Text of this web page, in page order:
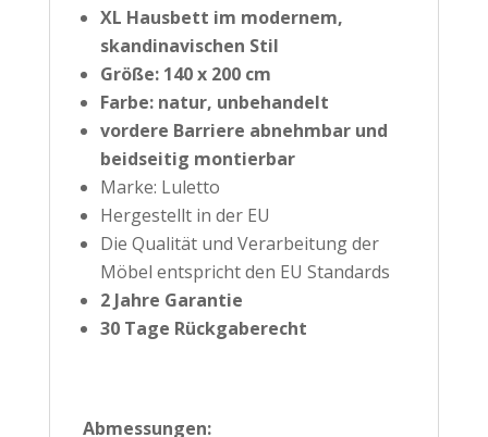
XL Hausbett im modernem,
skandinavischen Stil
Größe: 140 x 200 cm
Farbe: natur, unbehandelt
vordere Barriere abnehmbar und
beidseitig montierbar
Marke: Luletto
Hergestellt in der EU
Die Qualität und Verarbeitung der
Möbel entspricht den EU Standards
2 Jahre Garantie
30 Tage Rückgaberecht
Abmessungen: